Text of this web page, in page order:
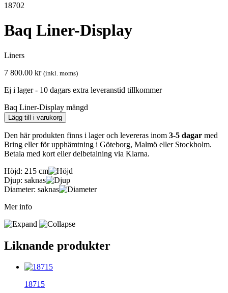
18702
Baq Liner-Display
Liners
7 800.00 kr (inkl. moms)
Ej i lager - 10 dagars extra leveranstid tillkommer
Baq Liner-Display mängd
Lägg till i varukorg
Den här produkten finns i lager och levereras inom 3-5 dagar med
Bring eller för upphämtning i Göteborg, Malmö eller Stockholm.
Betala med kort eller delbetalning via Klarna.
Höjd: 215 cm
Djup: saknas
Diameter: saknas
Mer info
Liknande produkter
18715